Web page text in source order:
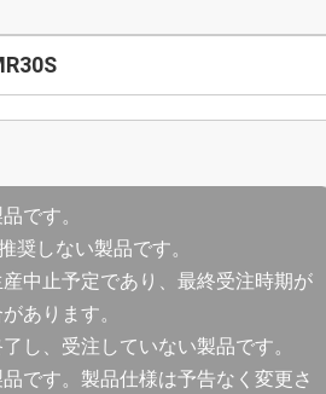
です。
奨しない製品です。
中止予定であり、最終受注時期が
あります。
し、受注していない製品です。
です。製品仕様は予告なく変更さ